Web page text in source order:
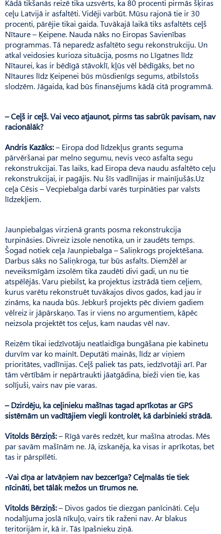
Kādā tikšanās reizē tika uzsvērts, ka 80 procenti pirmās šķiras
ceļu Latvijā ir asfaltēti. Vidēji varbūt. Mūsu rajonā tie ir 30
procenti, pārējie tikai gaida. Tuvākajā laikā tiks asfaltēts ceļš
Nītaure – Ķeipene. Nauda nāks no Eiropas Savienības
programmas. Tā neparedz asfaltēto segu rekonstrukciju. Un
atkal veidosies kurioza situācija, posms no Līgatnes līdz
Nītaurei, kas ir bēdīgā stāvoklī, kļūs vēl bēdīgāks, bet no
Nītaures līdz Ķeipenei būs mūsdienīgs segums, atbilstošs
slodzēm. Jāgaida, kad būs finansējums kādā citā programmā.
– Ceļš ir ceļš. Vai veco atjaunot, pirms tas sabrūk pavisam, nav
racionālāk?
Andris Kazāks:– Eiropa dod līdzekļus grants seguma
pārvēršanai par melno segumu, nevis veco asfalta segu
rekonstrukcijai. Tas laiks, kad Eiropa deva naudu asfaltēto ceļu
rekonstrukcijai, ir pagājis. Nu šīs vadlīnijas ir mainījušās.Uz
ceļa Cēsis – Vecpiebalga darbi varēs turpināties par valsts
līdzekļiem.
Jaunpiebalgas virzienā grants posma rekonstrukcija
turpināsies. Divreiz izsole nenotika, un ir zaudēts temps.
Šogad notiek ceļa Jaunpiebalga – Saliņkrogs projektēšana.
Darbus sāks no Saliņkroga, tur būs asfalts. Diemžēl ar
neveiksmīgām izsolēm tika zaudēti divi gadi, un nu tie
atspēlējās. Varu piebilst, ka projektus izstrādā tiem ceļiem,
kurus varētu rekonstruēt tuvākajos divos gados, kad jau ir
zināms, ka nauda būs. Jebkurš projekts pēc diviem gadiem
vēlreiz ir jāpārskaņo. Tas ir viens no argumentiem, kāpēc
neizsola projektēt tos ceļus, kam naudas vēl nav.
Reizēm tikai iedzīvotāju neatlaidīga bungāšana pie kabinetu
durvīm var ko mainīt. Deputāti mainās, līdz ar viņiem
prioritātes, vadlīnijas. Ceļš paliek tas pats, iedzīvotāji arī. Par
tām vērtībām ir nepārtraukti jāatgādina, bieži vien tie, kas
solījuši, vairs nav pie varas.
– Dzirdēju, ka ceļinieku mašīnas tagad aprīkotas ar GPS
sistēmām un vadītājiem viegli kontrolēt, kā darbinieki strādā.
Vitolds Bērziņš:– Rīgā varēs redzēt, kur mašīna atrodas. Mēs
par savām mašīnām ne. Jā, izskanēja, ka visas ir aprīkotas, bet
tas ir pārspīlēti.
-Vai cīņa ar latvāņiem nav bezcerīga? Ceļmalās tie tiek
nīcināti, bet tālāk mežos un tīrumos ne.
Vitolds Bērziņš:– Divos gados tie diezgan panīcināti. Ceļu
nodalījuma joslā nīkuļo, vairs tik raženi nav. Ar blakus
teritorijām ir, kā ir. Tās īpašnieku ziņā.